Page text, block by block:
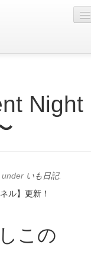
Night
under いも日記.
ル】更新！
この